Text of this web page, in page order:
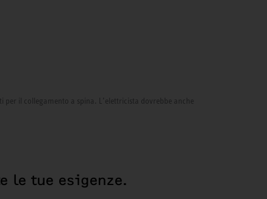
il collegamento a spina. L’elettricista dovrebbe anche
le tue esigenze.